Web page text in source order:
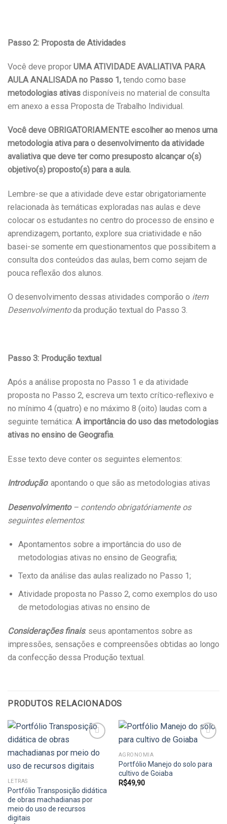
Passo 2: Proposta de Atividades
Você deve propor UMA ATIVIDADE AVALIATIVA PARA
AULA ANALISADA no Passo 1, tendo como base
metodologias ativas disponíveis no material de consulta
em anexo a essa Proposta de Trabalho Individual.
Você deve OBRIGATORIAMENTE escolher ao menos uma
metodologia ativa para o desenvolvimento da atividade
avaliativa que deve ter como presuposto alcançar o(s)
objetivo(s) proposto(s) para a aula.
Lembre-se que a atividade deve estar obrigatoriamente
relacionada às temáticas exploradas nas aulas e deve
colocar os estudantes no centro do processo de ensino e
aprendizagem, portanto, explore sua criatividade e não
basei-se somente em questionamentos que possibitem a
consulta dos conteúdos das aulas, bem como sejam de
pouca reflexão dos alunos.
O desenvolvimento dessas atividades comporão o item
Desenvolvimentoda produção textual do Passo 3.
Passo 3: Produção textual
Após a análise proposta no Passo 1 e da atividade
proposta no Passo 2, escreva um texto crítico-reflexivo e
no mínimo 4 (quatro) e no máximo 8 (oito) laudas com a
seguinte temática: A importância do uso das metodologias
ativas no ensino de Geografia.
Esse texto deve conter os seguintes elementos:
Introdução: apontando o que são as metodologias ativas
Desenvolvimento – contendo obrigatóriamente os
seguintes elementos:
Apontamentos sobre a importância do uso de
metodologias ativas no ensino de Geografia;
Texto da análise das aulas realizado no Passo 1;
Atividade proposta no Passo 2, como exemplos do uso
de metodologias ativas no ensino de
Considerações finais: seus apontamentos sobre as
impressões, sensações e compreensões obtidas ao longo
da confecção dessa Produção textual.
PRODUTOS RELACIONADOS
Add to
LETRAS
Portfólio Transposição didática
de obras machadianas por
meio do uso de recursos
digitais
Add to
AGRONOMIA
Portfólio Manejo do solo para
cultivo de Goiaba
R$49,90